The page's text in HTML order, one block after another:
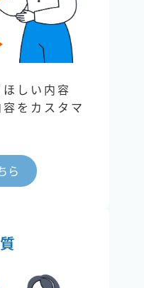
しい内容
をカスタマ
ら